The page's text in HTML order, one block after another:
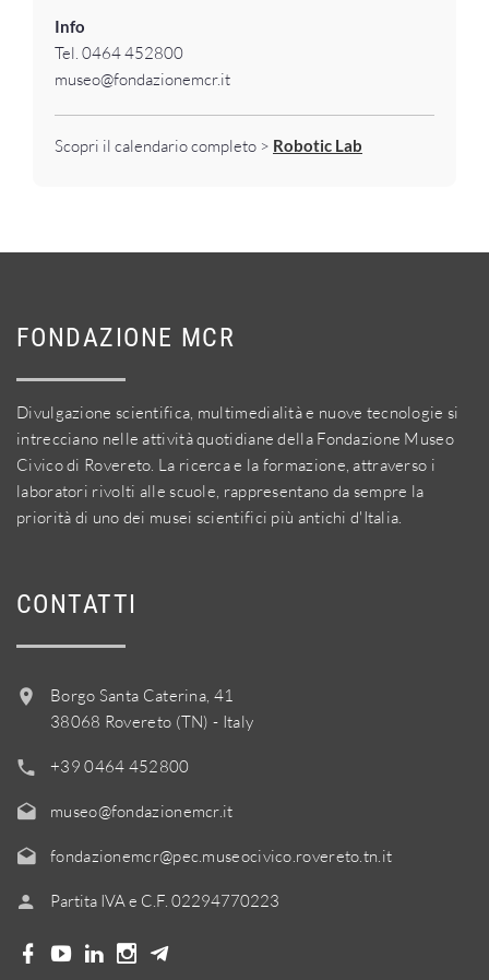
Info
Tel. 0464 452800
museo@fondazionemcr.it
Scopri il calendario completo > Robotic Lab
FONDAZIONE MCR
Divulgazione scientifica, multimedialità e nuove tecnologie si
intrecciano nelle attività quotidiane della Fondazione Museo
Civico di Rovereto. La ricerca e la formazione, attraverso i
laboratori rivolti alle scuole, rappresentano da sempre la
priorità di uno dei musei scientifici più antichi d'Italia.
CONTATTI
Borgo Santa Caterina, 41
38068 Rovereto (TN) - Italy
+39 0464 452800
museo@fondazionemcr.it
fondazionemcr@pec.museocivico.rovereto.tn.it
Partita IVA e C.F. 02294770223